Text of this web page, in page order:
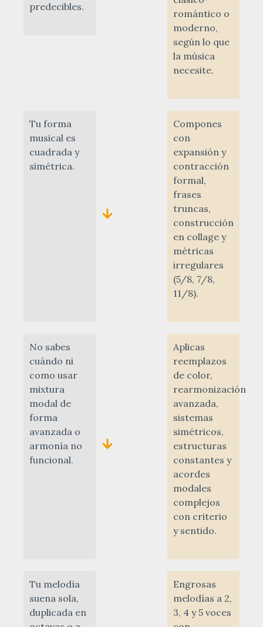
predecibles.
romántico o
moderno,
según lo que
la música
necesite.
Tu forma
musical es
cuadrada y
simétrica.
Compones
con
expansión y
contracción
formal,
frases
truncas,
construcción
en collage y
métricas
irregulares
(5/8, 7/8,
11/8).
No sabes
cuándo ni
como usar
mixtura
modal de
forma
avanzada o
armonía no
funcional.
Aplicas
reemplazos
de color,
rearmonización
avanzada,
sistemas
simétricos,
estructuras
constantes y
acordes
modales
complejos
con criterio
y sentido.
Tu melodía
suena sola,
duplicada en
Engrosas
melodías a 2,
3, 4 y 5 voces